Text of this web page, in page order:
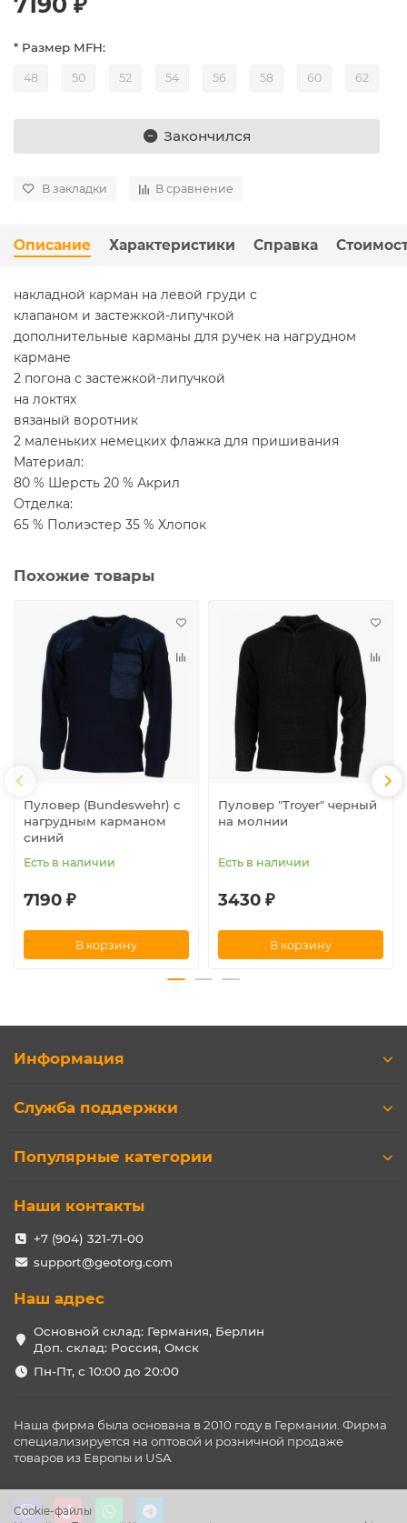
* Размер MFH:
48 50 52 54 56 58 60 62
Закончился
В закладки В сравнение
Описание Характеристики Справка
накладной карман на левой груди с
клапаном и застежкой-липучкой
дополнительные карманы для ручек на нагрудном
кармане
2 погона с застежкой-липучкой
на локтях
вязаный воротник
2 маленьких немецких флажка для пришивания
Материал:
80 % Шерсть 20 % Акрил
Отделка:
65 % Полиэстер 35 % Хлопок
Похожие товары
Пуловер (Bundeswehr) с
нагрудным карманом
синий
Есть в наличии
7190 ₽
В корзину
Пуловер "Troyer" черный
на молнии
Есть в наличии
3430 ₽
В корзину
Cookie-файлы
Информация
Служба поддержки
Популярные категории
Наши контакты
+7 (904) 321-71-00
support@geotorg.com
Наш адрес
Основной склад: Германия, Берлин
Доп. склад: Россия, Омск
Пн-Пт, с 10:00 до 20:00
Наша фирма была основана в 2010 году в Германии. Фирма
специализируется на оптовой и розничной продаже
товаров из Европы и USA